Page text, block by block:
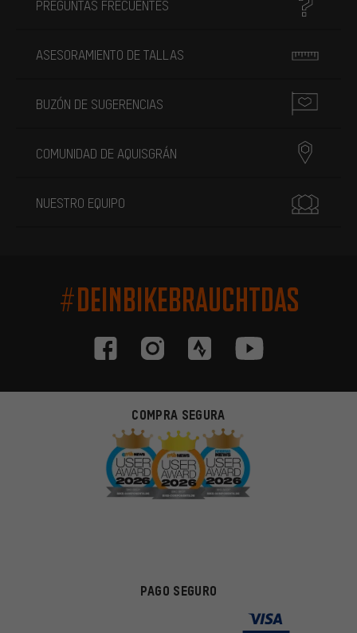
PREGUNTAS FRECUENTES
ASESORAMIENTO DE TALLAS
BUZÓN DE SUGERENCIAS
COMUNIDAD DE AQUISGRÁN
NUESTRO EQUIPO
#DEINBIKEBRAUCHTDAS
COMPRA SEGURA
PAGO SEGURO